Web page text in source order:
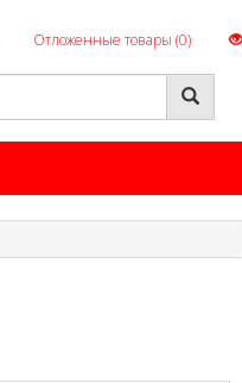
Отложенные товары (0)